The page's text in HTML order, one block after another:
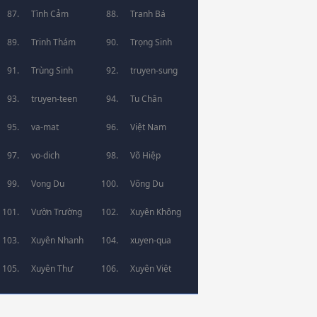
Tình Cảm Tranh Bá
Trinh Thám Trọng Sinh
Trùng Sinh truyen-sung
truyen-teen Tu Chân
va-mat Việt Nam
vo-dich Võ Hiệp
Vong Du Võng Du
Vườn Trường Xuyên Không
Xuyên Nhanh xuyen-qua
Xuyên Thư Xuyên Việt